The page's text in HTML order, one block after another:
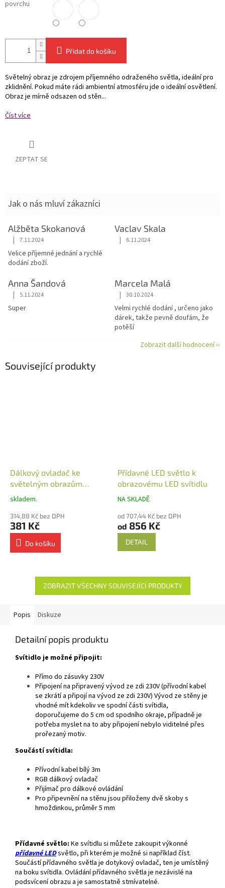
povrchu
Přidat do košíku
Světelný obraz je zdrojem příjemného odraženého světla, ideální pro
zklidnění. Pokud máte rádi ambientní atmosféru jde o ideální osvětlení.
Obraz je mírně odsazen od stěn...
Číst více
ZEPTAT SE
Jak o nás mluví zákazníci
Alžběta Skokanová
Hodnocení obchodu je 5 z 5 hvězdiček.
| 7.11.2024
Velice příjemné jednání a rychlé
dodání zboží.
Vaclav Skala
Hodnocení obchodu je 5 z 5
| 6.11.2024
Anna Šandová
Hodnocení obchodu je 5 z 5 hvězdiček.
| 5.11.2024
Super
Marcela Malá
Hodnocení obchodu je 5 z 5
| 30.10.2024
Velmi rychlé dodání , určeno jako
dárek, takže pevně doufám, že
potěší
Zobrazit další hodnocení ››
Související produkty
Dálkový ovladač ke
světelným obrazům
nástěnný
skladem.
314,88 Kč bez DPH
381 Kč
Do košíku
Přídavné LED světlo k
obrazovému LED svítidlu
NA SKLADĚ
od 707,44 Kč bez DPH
od 856 Kč
DETAIL
ZOBRAZIT VŠECHNY SOUVISEJÍCÍ PRODUKTY
Popis Diskuze
Detailní popis produktu
Svítidlo je možné připojit:
Přímo do zásuvky 230V
Připojení na připravený vývod ze zdi 230V (přívodní kabel
se zkrátí a připojí na vývod ze zdi 230V) Vývod ze stěny je
vhodné mít kdekoliv ve spodní části svítidla,
doporučujeme do 5 cm od spodního okraje, případně je
potřeba myslet na to aby připojení nebylo viditelné přes
prořezaný motiv.
Součástí svítidla:
Přívodní kabel bílý 3m
RGB dálkový ovladač
Přijímač pro dálkové ovládání
Pro připevnění na stěnu jsou přiloženy dvě skoby s
hmoždinkou, průměr 5 mm
Přídavné světlo: Ke svítidlu si můžete zakoupit výkonné
přídavnéLEDsvětlo, při kterém je možné si například číst.
Součástí přídavného světla je dotykový ovladač, ten je umístěný
na boku svítidla. Ovládání přídavného světla je nezávislé na
podsvícení obrazu a je samostatně stmívatelné.